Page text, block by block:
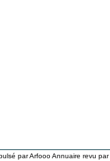
parArfooo Annuaire revu par